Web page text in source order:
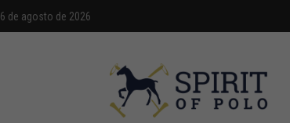
6 de agosto de 2026